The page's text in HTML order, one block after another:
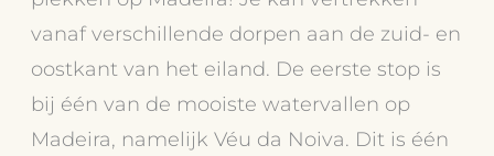
vanaf verschillende dorpen aan de zuid- en
oostkant van het eiland. De eerste stop is
bij één van de mooiste watervallen op
Madeira, namelijk Véu da Noiva. Dit is één